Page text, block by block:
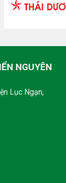
NGUYÊN
Lục Ngạn,